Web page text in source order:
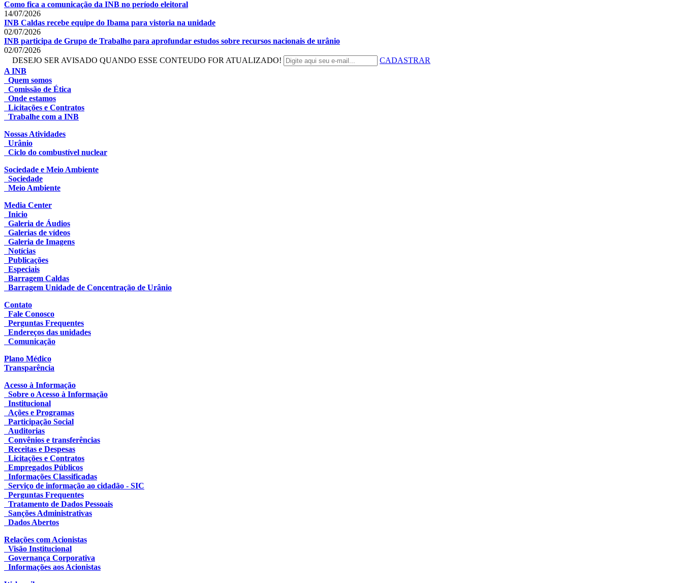
Como fica a comunicação da INB no período eleitoral
14/07/2026
INB Caldas recebe equipe do Ibama para vistoria na unidade
02/07/2026
INB participa de Grupo de Trabalho para aprofundar estudos sobre recursos nacionais de urânio
02/07/2026
DESEJO SER AVISADO QUANDO ESSE CONTEUDO FOR ATUALIZADO!
CADASTRAR
A INB
Quem somos
Comissão de Ética
Onde estamos
Licitações e Contratos
Trabalhe com a INB
Nossas Atividades
Urânio
Ciclo do combustível nuclear
Sociedade e Meio Ambiente
Sociedade
Meio Ambiente
Media Center
Inicio
Galeria de Áudios
Galerias de vídeos
Galeria de Imagens
Notícias
Publicações
Especiais
Barragem Caldas
Barragem Unidade de Concentração de Urânio
Contato
Fale Conosco
Perguntas Frequentes
Endereços das unidades
Comunicação
Plano Médico
Transparência
Acesso à Informação
Sobre o Acesso à Informação
Institucional
Ações e Programas
Participação Social
Auditorias
Convênios e transferências
Receitas e Despesas
Licitações e Contratos
Empregados Públicos
Informações Classificadas
Serviço de informação ao cidadão - SIC
Perguntas Frequentes
Tratamento de Dados Pessoais
Sanções Administrativas
Dados Abertos
Relações com Acionistas
Visão Institucional
Governança Corporativa
Informações aos Acionistas